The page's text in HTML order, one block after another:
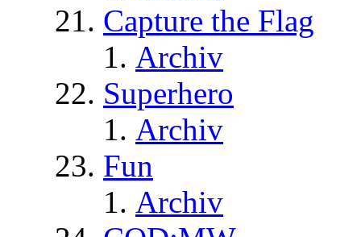
Capture the Flag
Archiv
Superhero
Archiv
Fun
Archiv